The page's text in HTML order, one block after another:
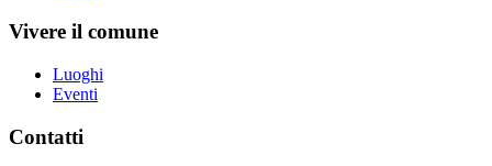
Vivere il comune
Luoghi
Eventi
Contatti